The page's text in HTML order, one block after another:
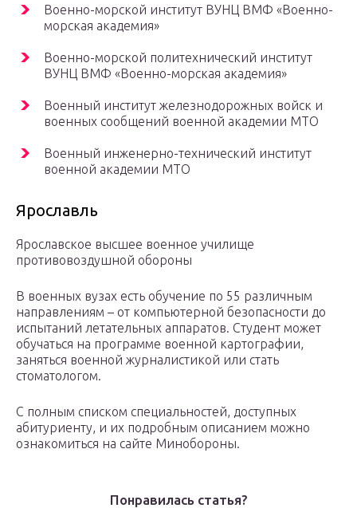
Военно-морской институт ВУНЦ ВМФ «Военно-
морская академия»
Военно-морской политехнический институт
ВУНЦ ВМФ «Военно-морская академия»
Военный институт железнодорожных войск и
военных сообщений военной академии МТО
Военный инженерно-технический институт
военной академии МТО
Ярославль
Ярославское высшее военное училище
противовоздушной обороны
В военных вузах есть обучение по 55 различным
направлениям – от компьютерной безопасности до
испытаний летательных аппаратов. Студент может
обучаться на программе военной картографии,
заняться военной журналистикой или стать
стоматологом.
С полным списком специальностей, доступных
абитуриенту, и их подробным описанием можно
ознакомиться на сайте Минобороны.
Понравилась статья?